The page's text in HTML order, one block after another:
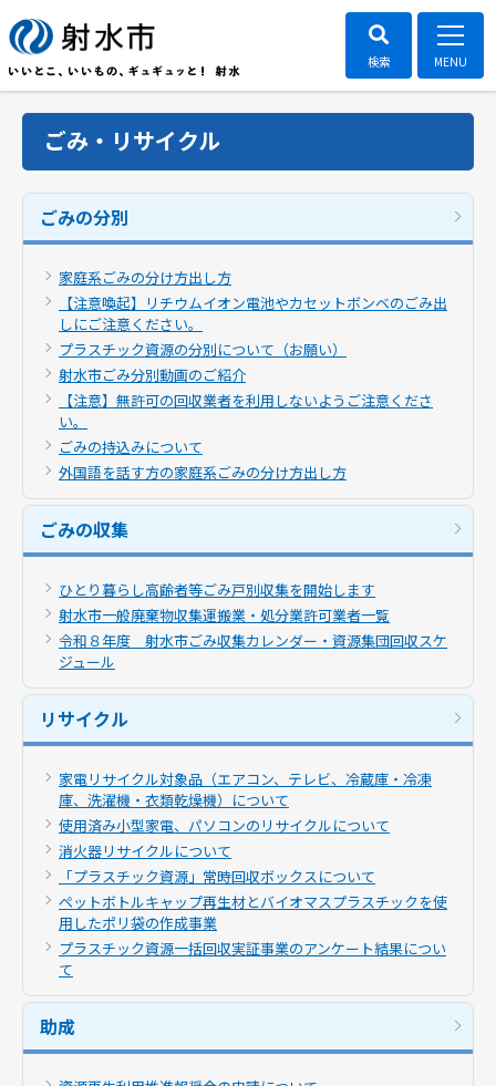
ごみ・リサイクル
ごみの分別
家庭系ごみの分け方出し方
【注意喚起】リチウムイオン電池やカセットボンベのごみ出
しにご注意ください。
プラスチック資源の分別について（お願い）
射水市ごみ分別動画のご紹介
【注意】無許可の回収業者を利用しないようご注意くださ
い。
ごみの持込みについて
外国語を話す方の家庭系ごみの分け方出し方
ごみの収集
ひとり暮らし高齢者等ごみ戸別収集を開始します
射水市一般廃棄物収集運搬業・処分業許可業者一覧
令和８年度 射水市ごみ収集カレンダー・資源集団回収スケ
ジュール
リサイクル
家電リサイクル対象品（エアコン、テレビ、冷蔵庫・冷凍
庫、洗濯機・衣類乾燥機）について
使用済み小型家電、パソコンのリサイクルについて
消火器リサイクルについて
「プラスチック資源」常時回収ボックスについて
ペットボトルキャップ再生材とバイオマスプラスチックを使
用したポリ袋の作成事業
プラスチック資源一括回収実証事業のアンケート結果につい
て
助成